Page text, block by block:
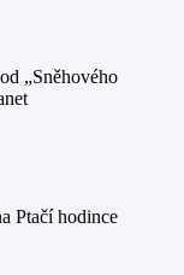
„Sněhového
Ptačí hodince